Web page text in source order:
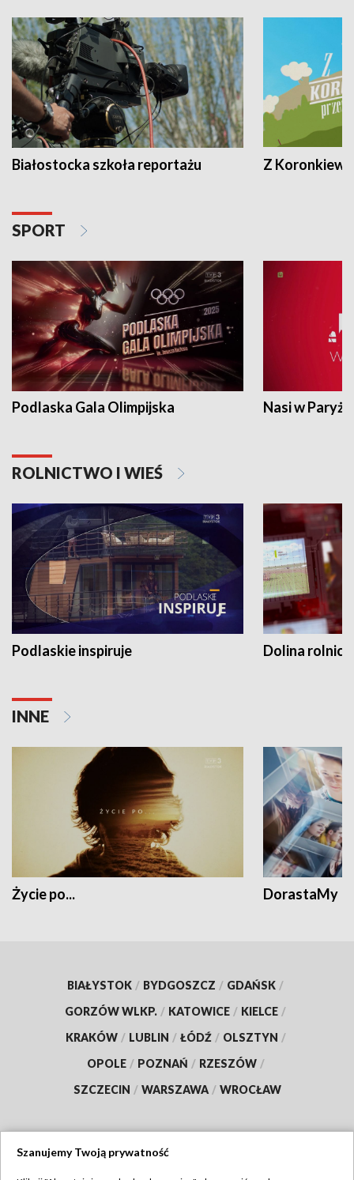
Białostocka szkoła reportażu Z
SPORT
Podlaska Gala Olimpijska Nasi w Paryżu
ROLNICTWO I WIEŚ
Podlaskie inspiruje Dolina
INNE
Życie po... DorastaMy
BIAŁYSTOK / BYDGOSZCZ / GDAŃSK /
GORZÓW WLKP. / KATOWICE / KIELCE /
KRAKÓW / LUBLIN / ŁÓDŹ / OLSZTYN /
OPOLE / POZNAŃ / RZESZÓW /
SZCZECIN / WARSZAWA / WROCŁAW
Szanujemy Twoją prywatność